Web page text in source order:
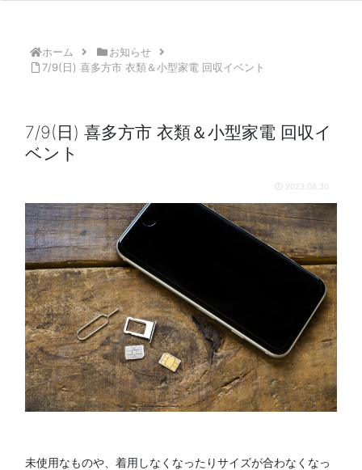
ホーム
お知らせ
7/9(日) 喜多方市 衣類＆小型家電 回収イベント
7/9(日) 喜多方市 衣類＆小型家電 回収イ
ベント
2023.06.30
未使用なものや、着用しなくなったりサイズが合わなくなっ